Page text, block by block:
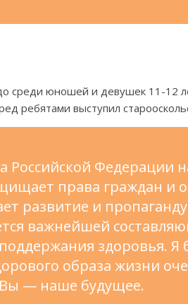
среди юношей и девушек 11-12
ребятами выступил
Российской Федерации
права граждан и
развитие и
важнейшей
здоровья. Я
образа жизни
— наше будущее.